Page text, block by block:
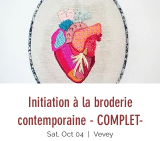
Initiation à la broderie
contemporaine - COMPLET-
Sat, Oct 04
  |
Vevey